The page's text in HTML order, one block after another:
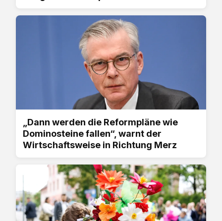
„Dann werden die Reformpläne wie
Dominosteine fallen“, warnt der
Wirtschaftsweise in Richtung Merz